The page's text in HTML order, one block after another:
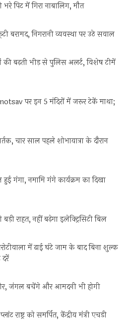
भरे पिट में गिरा नाबालिग, मौत
बरामद, निगरानी व्यवस्था पर उठे सवाल
की बढ़ती भीड़ से पुलिस अलर्ट, विशेष टीमें
पर इन 5 मंदिरों में जरूर टेकें माथा;
चार साल पहले शोभायात्रा के दौरान
गंगा, नमामि गंगे कार्यक्रम का दिखा
राहत, नहीं बढ़ेगा इलेक्ट्रिसिटी बिल
में ढाई घंटे जाम के बाद बिना शुल्क
दरें
जंगल बचेंगे और आमदनी भी होगी
राष्ट्र को समर्पित, केंद्रीय मंत्री एचडी